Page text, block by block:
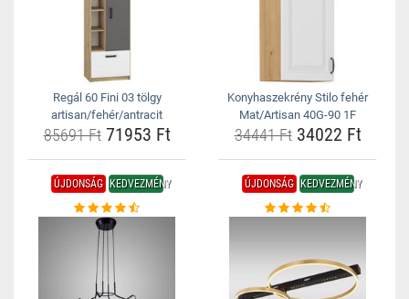
Regál 60 Fini 03 tölgy
artisan/fehér/antracit
85691 Ft71953 Ft
Konyhaszekrény Stilo fehér
Mat/Artisan 40G-90 1F
34441 Ft34022 Ft
ÚJDONSÁG KEDVEZMÉNY ÚJDONSÁG KEDVEZMÉNY